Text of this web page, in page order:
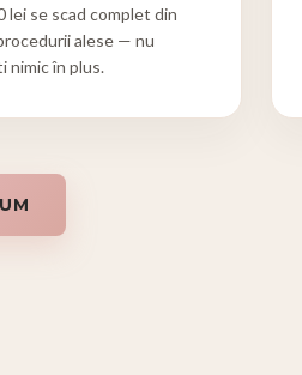
lei se scad complet din
alese — nu
nimic în plus.